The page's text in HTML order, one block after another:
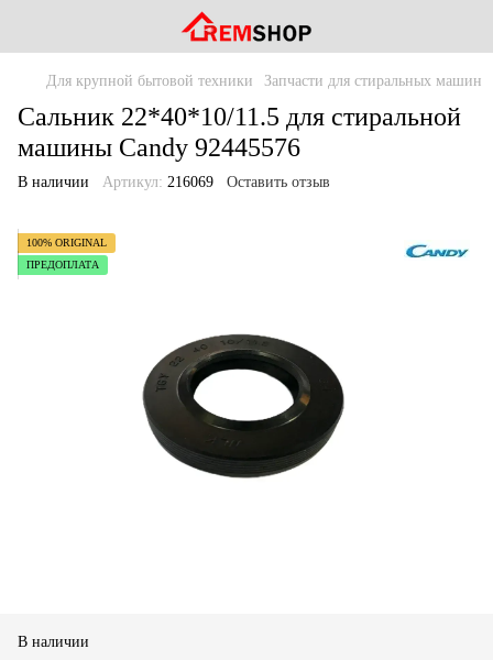
Для крупной бытовой техники Запчасти для стиральных машин
Сальник 22*40*10/11.5 для стиральной
машины Candy 92445576
В наличии Артикул: 216069 Оставить отзыв
100% ORIGINAL
ПРЕДОПЛАТА
В наличии